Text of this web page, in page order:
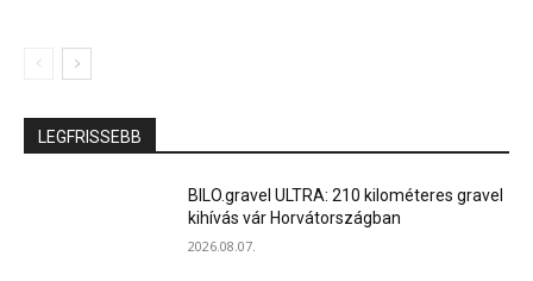
LEGFRISSEBB
BILO.gravel ULTRA: 210 kilométeres gravel
kihívás vár Horvátországban
2026.08.07.